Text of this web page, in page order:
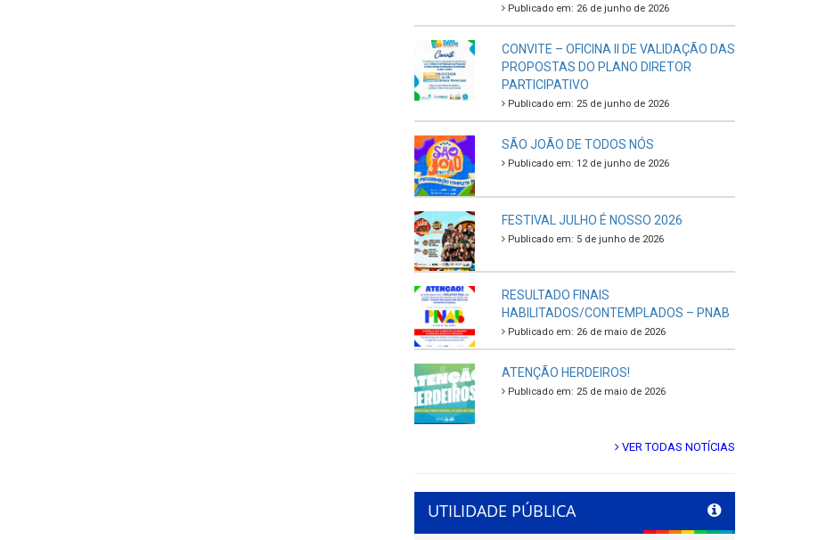
Publicado em: 26 de junho de 2026
CONVITE – OFICINA II DE VALIDAÇÃO DAS
PROPOSTAS DO PLANO DIRETOR
PARTICIPATIVO
Publicado em: 25 de junho de 2026
SÃO JOÃO DE TODOS NÓS
Publicado em: 12 de junho de 2026
FESTIVAL JULHO É NOSSO 2026
Publicado em: 5 de junho de 2026
RESULTADO FINAIS
HABILITADOS/CONTEMPLADOS – PNAB
Publicado em: 26 de maio de 2026
ATENÇÃO HERDEIROS!
Publicado em: 25 de maio de 2026
VER TODAS NOTÍCIAS
UTILIDADE PÚBLICA